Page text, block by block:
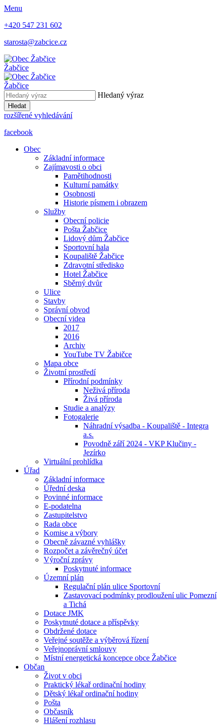
Menu
+420 547 231 602
starosta@zabcice.cz
Žabčice
Žabčice
Hledaný výraz
Hledat
rozšířené vyhledávání
facebook
Obec
Základní informace
Zajímavosti o obci
Pamětihodnosti
Kulturní památky
Osobnosti
Historie písmem i obrazem
Služby
Obecní policie
Pošta Žabčice
Lidový dům Žabčice
Sportovní hala
Koupaliště Žabčice
Zdravotní středisko
Hotel Žabčice
Sběrný dvůr
Ulice
Stavby
Správní obvod
Obecní videa
2017
2016
Archiv
YouTube TV Žabičce
Mapa obce
Životní prostředí
Přírodní podmínky
Neživá příroda
Živá příroda
Studie a analýzy
Fotogalerie
Náhradní výsadba - Koupaliště - Integra
a.s.
Povodně září 2024 - VKP Klučiny -
Jezírko
Virtuální prohlídka
Úřad
Základní informace
Úřední deska
Povinné informace
E-podatelna
Zastupitelstvo
Rada obce
Komise a výbory
Obecně závazné vyhlášky
Rozpočet a závěrečný účet
Výroční zprávy
Poskytnuté informace
Územní plán
Regulační plán ulice Sportovní
Zastavovací podmínky prodloužení ulic Pomezní
a Tichá
Dotace JMK
Poskytnuté dotace a příspěvky
Obdržené dotace
Veřejné soutěže a výběrová řízení
Veřejnoprávní smlouvy
Místní energetická koncepce obce Žabčice
Občan
Život v obci
Praktický lékař ordinační hodiny
Dětský lékař ordinační hodiny
Pošta
Občasník
Hlášení rozhlasu